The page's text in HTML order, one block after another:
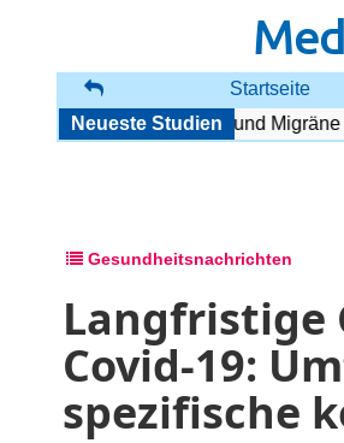
Startseite
Neueste Studien
zwischen COPD und Migräne
Gesundheitsnachrichten
Langfristige
Covid-19:
spezifische